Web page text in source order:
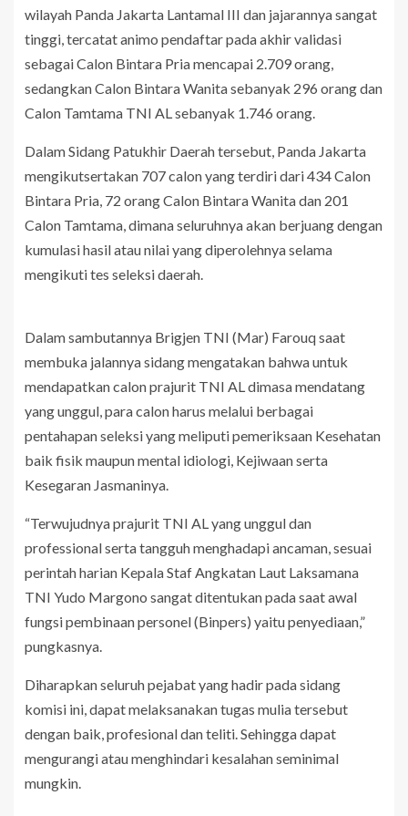
wilayah Panda Jakarta Lantamal III dan jajarannya sangat
tinggi, tercatat animo pendaftar pada akhir validasi
sebagai Calon Bintara Pria mencapai 2.709 orang,
sedangkan Calon Bintara Wanita sebanyak 296 orang dan
Calon Tamtama TNI AL sebanyak 1.746 orang.
Dalam Sidang Patukhir Daerah tersebut, Panda Jakarta
mengikutsertakan 707 calon yang terdiri dari 434 Calon
Bintara Pria, 72 orang Calon Bintara Wanita dan 201
Calon Tamtama, dimana seluruhnya akan berjuang dengan
kumulasi hasil atau nilai yang diperolehnya selama
mengikuti tes seleksi daerah.
Dalam sambutannya Brigjen TNI (Mar) Farouq saat
membuka jalannya sidang mengatakan bahwa untuk
mendapatkan calon prajurit TNI AL dimasa mendatang
yang unggul, para calon harus melalui berbagai
pentahapan seleksi yang meliputi pemeriksaan Kesehatan
baik fisik maupun mental idiologi, Kejiwaan serta
Kesegaran Jasmaninya.
“Terwujudnya prajurit TNI AL yang unggul dan
professional serta tangguh menghadapi ancaman, sesuai
perintah harian Kepala Staf Angkatan Laut Laksamana
TNI Yudo Margono sangat ditentukan pada saat awal
fungsi pembinaan personel (Binpers) yaitu penyediaan,”
pungkasnya.
Diharapkan seluruh pejabat yang hadir pada sidang
komisi ini, dapat melaksanakan tugas mulia tersebut
dengan baik, profesional dan teliti. Sehingga dapat
mengurangi atau menghindari kesalahan seminimal
mungkin.